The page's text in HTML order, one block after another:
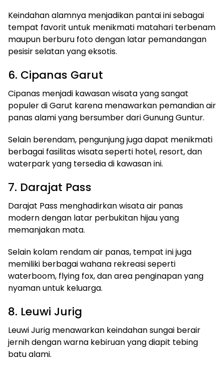
Keindahan alamnya menjadikan pantai ini sebagai
tempat favorit untuk menikmati matahari terbenam
maupun berburu foto dengan latar pemandangan
pesisir selatan yang eksotis.
6. Cipanas Garut
Cipanas menjadi kawasan wisata yang sangat
populer di Garut karena menawarkan pemandian air
panas alami yang bersumber dari Gunung Guntur.
Selain berendam, pengunjung juga dapat menikmati
berbagai fasilitas wisata seperti hotel, resort, dan
waterpark yang tersedia di kawasan ini.
7. Darajat Pass
Darajat Pass menghadirkan wisata air panas
modern dengan latar perbukitan hijau yang
memanjakan mata.
Selain kolam rendam air panas, tempat ini juga
memiliki berbagai wahana rekreasi seperti
waterboom, flying fox, dan area penginapan yang
nyaman untuk keluarga.
8. Leuwi Jurig
Leuwi Jurig menawarkan keindahan sungai berair
jernih dengan warna kebiruan yang diapit tebing
batu alami.